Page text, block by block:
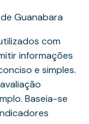
Guanabara
com
informações
e simples.
Baseia-se